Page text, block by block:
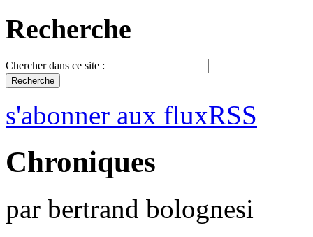
Recherche
Chercher dans ce site :
s'abonner aux fluxRSS
Chroniques
par bertrand bolognesi